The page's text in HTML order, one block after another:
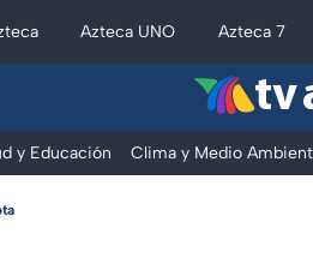
Azteca UNO Azteca 7
tv
y Educación Clima y Medio